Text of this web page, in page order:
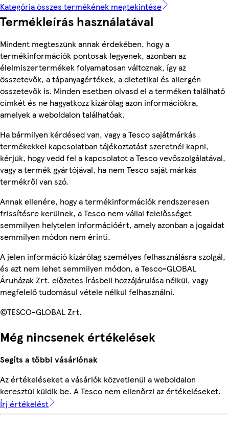
Kategória összes termékének megtekintése
Termékleírás használatával
Mindent megteszünk annak érdekében, hogy a
termékinformációk pontosak legyenek, azonban az
élelmiszertermékek folyamatosan változnak, így az
összetevők, a tápanyagértékek, a dietetikai és allergén
összetevők is. Minden esetben olvasd el a terméken található
címkét és ne hagyatkozz kizárólag azon információkra,
amelyek a weboldalon találhatóak.
Ha bármilyen kérdésed van, vagy a Tesco sajátmárkás
termékekkel kapcsolatban tájékoztatást szeretnél kapni,
kérjük, hogy vedd fel a kapcsolatot a Tesco vevőszolgálatával,
vagy a termék gyártójával, ha nem Tesco saját márkás
termékről van szó.
Annak ellenére, hogy a termékinformációk rendszeresen
frissítésre kerülnek, a Tesco nem vállal felelősséget
semmilyen helytelen információért, amely azonban a jogaidat
semmilyen módon nem érinti.
A jelen információ kizárólag személyes felhasználásra szolgál,
és azt nem lehet semmilyen módon, a Tesco-GLOBAL
Áruházak Zrt. előzetes írásbeli hozzájárulása nélkül, vagy
megfelelő tudomásul vétele nélkül felhasználni.
©TESCO-GLOBAL Zrt.
Még nincsenek értékelések
Segíts a többi vásárlónak
Az értékeléseket a vásárlók közvetlenül a weboldalon
keresztül küldik be. A Tesco nem ellenőrzi az értékeléseket.
Írj értékelést